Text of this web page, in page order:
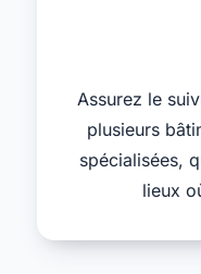
Assurez le
plusieurs
spécialisées,
lieux